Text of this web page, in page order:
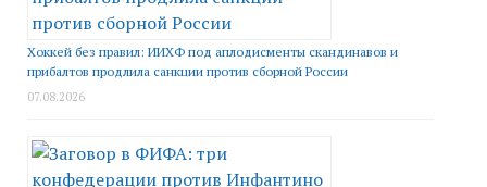
Хоккей без правил: ИИХФ под аплодисменты скандинавов и
прибалтов продлила санкции против сборной России
07.08.2026